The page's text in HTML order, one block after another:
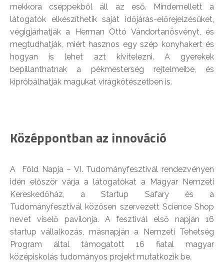
mekkora cseppekből áll az eső. Mindemellett a
látogatók elkészíthetik saját időjárás-előrejelzésüket,
végigjárhatják a Herman Ottó Vándortanösvényt, és
megtudhatják, miért hasznos egy szép konyhakert és
hogyan is lehet azt kivitelezni. A gyerekek
bepillanthatnak a pékmesterség rejtelmeibe, és
kipróbálhatják magukat virágkötészetben is.
Középpontban az innováció
A Föld Napja – VI. Tudományfesztivál rendezvényen
idén először várja a látogatókat a Magyar Nemzeti
Kereskedőház, a Startup Safary és a
Tudományfesztivál közösen szervezett Science Shop
nevet viselő pavilonja. A fesztivál első napján 16
startup vállalkozás, másnapján a Nemzeti Tehetség
Program által támogatott 16 fiatal magyar
középiskolás tudományos projekt mutatkozik be.